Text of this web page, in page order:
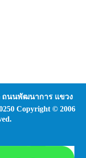
ถนนพัฒนาการ แขวง
Copyright © 2006